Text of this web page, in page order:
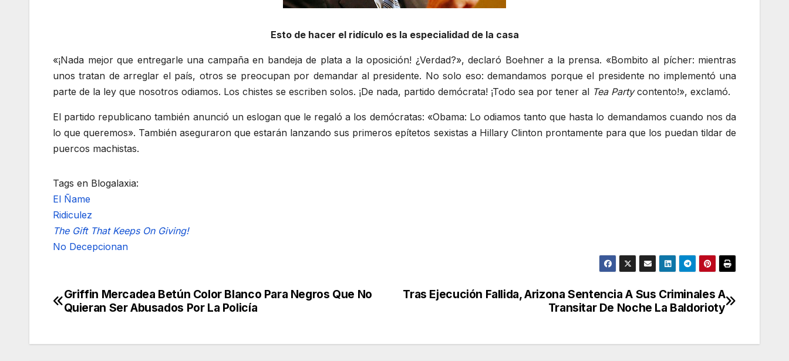
Esto de hacer el ridículo es la especialidad de la casa
«¡Nada mejor que entregarle una campaña en bandeja de plata a la oposición! ¿Verdad?», declaró Boehner a la prensa. «Bombito al pícher: mientras
unos tratan de arreglar el país, otros se preocupan por demandar al presidente. No solo eso: demandamos porque el presidente no implementó una
parte de la ley que nosotros odiamos. Los chistes se escriben solos. ¡De nada, partido demócrata! ¡Todo sea por tener al Tea Partycontento!», exclamó.
El partido republicano también anunció un eslogan que le regaló a los demócratas: «Obama: Lo odiamos tanto que hasta lo demandamos cuando nos da
lo que queremos». También aseguraron que estarán lanzando sus primeros epítetos sexistas a Hillary Clinton prontamente para que los puedan tildar de
puercos machistas.
Tags en Blogalaxia:
El Ñame
Ridiculez
The Gift That Keeps On Giving!
No Decepcionan
Navegación
entradas
Tras Ejecución Fallida, Arizona Sentencia A Sus Criminales A
Transitar De Noche La Baldorioty
Griffin Mercadea Betún Color Blanco Para Negros Que No
Quieran Ser Abusados Por La Policía